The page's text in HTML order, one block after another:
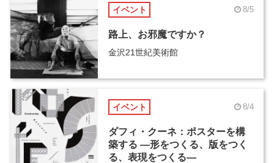
イベント 8/5
路上、お邪魔ですか？
金沢21世紀美術館
イベント 8/4
ダフィ・クーネ：ポスターを構
築する ―形をつくる、版をつく
る、表現をつくる―